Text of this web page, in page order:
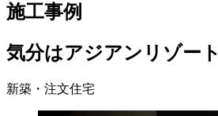
施工事例
気分はアジアンリゾート
新築・注文住宅